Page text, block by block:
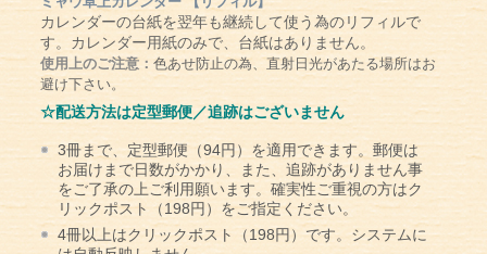
カレンダーの台紙を翌年も継続して使う為のリフィルで
す。カレンダー用紙のみで、台紙はありません。
使用上のご注意：色あせ防止の為、直射日光があたる場所はお
避け下さい。
☆配送方法は定型郵便／追跡はございません
3冊まで、定型郵便（94円）を適用できます。郵便は
お届けまで日数がかかり、また、追跡がありません事
をご了承の上ご利用願います。確実性ご重視の方はク
リックポスト（198円）をご指定ください。
4冊以上はクリックポスト（198円）です。システムに